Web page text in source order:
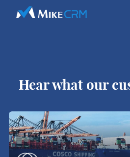
Hear what our